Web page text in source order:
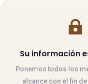

Su información
Ponemos todos los
alcance con el fin